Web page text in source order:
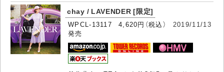
chay / LAVENDER [限定]
WPCL-13117 4,620円（税込） 2019/11/13
発売